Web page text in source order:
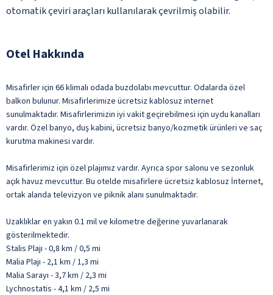
otomatik çeviri araçları kullanılarak çevrilmiş olabilir.
Otel Hakkında
Misafirler için 66 klimalı odada buzdolabı mevcuttur. Odalarda özel
balkon bulunur. Misafirlerimize ücretsiz kablosuz internet
sunulmaktadır. Misafirlerimizin iyi vakit geçirebilmesi için uydu kanalları
vardır. Özel banyo, duş kabini, ücretsiz banyo/kozmetik ürünleri ve saç
kurutma makinesi vardır.
Misafirlerimiz için özel plajımız vardır. Ayrıca spor salonu ve sezonluk
açık havuz mevcuttur. Bu otelde misafirlere ücretsiz kablosuz İnternet,
ortak alanda televizyon ve piknik alanı sunulmaktadır.
Uzaklıklar en yakın 0.1 mil ve kilometre değerine yuvarlanarak
gösterilmektedir.
Stalis Plajı - 0,8 km / 0,5 mi
Malia Plajı - 2,1 km / 1,3 mi
Malia Sarayı - 3,7 km / 2,3 mi
Lychnostatis - 4,1 km / 2,5 mi